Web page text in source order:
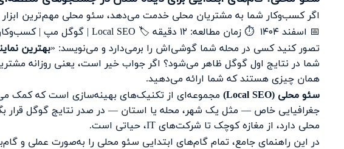
اگر کسب‌وکار شما به مشتریان محلی خدمت می‌دهد، سئو محلی مهم‌ترین
📅 اسفند ۱۴۰۴ ⏱️ زمان مطالعه: ۱۲ دقیقه 🏷️ Local SEO | گوگل مپ | کسب‌وکار محلی | بهینه‌سازی
تصور کنید کسی در محله شما گوشی‌اش را برمی‌دارد و می‌نویسد: «بهترین
شما در نتایج اول گوگل ظاهر می‌شود؟ اگر جواب خیر است، یعنی روزانه
همان چیزی هستند که شما ارائه می‌دهید.
سئو محلی (Local SEO)
مجموعه‌ای از تکنیک‌های بهینه‌سازی است که کمک
جغرافیایی خاص — مثل یک شهر، محله یا استان — در صدر نتایج گوگل قرار
محلی دارد، از مغازه کوچک تا شرکت‌های IT، حیاتی است.
در این راهنمای جامع، تمام گام‌های ابتدایی سئو محلی را به‌صورت عملی و